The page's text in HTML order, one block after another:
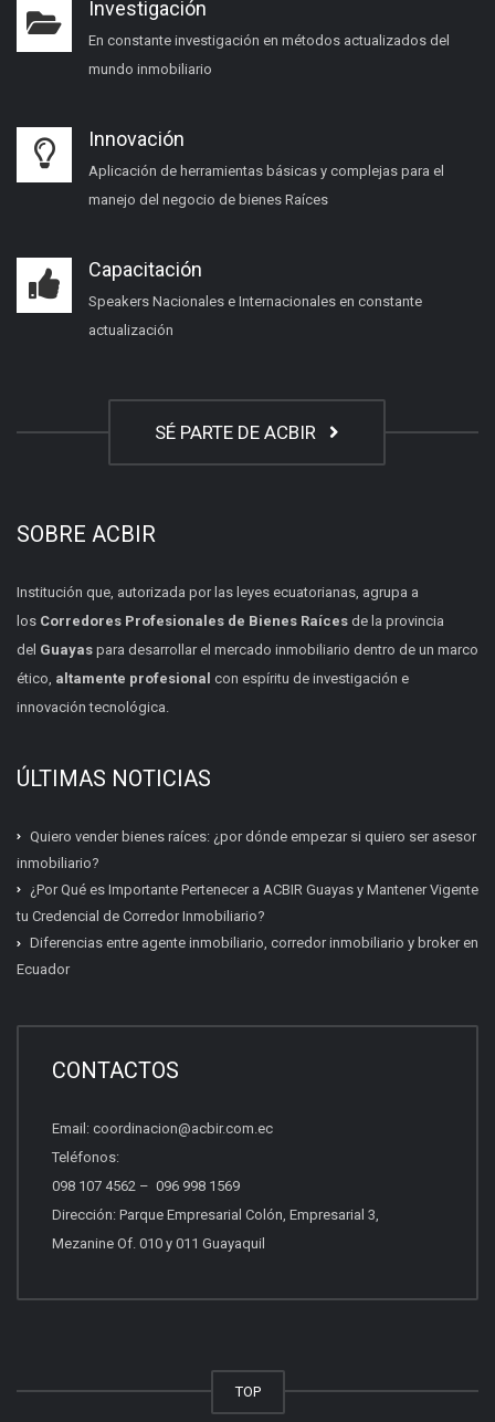
Beneficios del socio
Quiero vender propiedades
Escríbenos tu consulta.
Investigación
En constante investigación en métodos actualizados del
mundo inmobiliario
Innovación
Aplicación de herramientas básicas y complejas para el
manejo del negocio de bienes Raíces
Capacitación
Speakers Nacionales e Internacionales en constante
actualización
SÉ PARTE DE ACBIR
SOBRE ACBIR
Institución que, autorizada por las leyes ecuatorianas, agrupa a
los Corredores Profesionales de Bienes Raíces de la provincia
del Guayas para desarrollar el mercado inmobiliario dentro de un marco
ético, altamente profesional con espíritu de investigación e
innovación tecnológica.
ÚLTIMAS NOTICIAS
Quiero vender bienes raíces: ¿por dónde empezar si quiero ser asesor
inmobiliario?
¿Por Qué es Importante Pertenecer a ACBIR Guayas y Mantener Vigente
tu Credencial de Corredor Inmobiliario?
Diferencias entre agente inmobiliario, corredor inmobiliario y broker en
Ecuador
CONTACTOS
Email: coordinacion@acbir.com.ec
Teléfonos:
098 107 4562 – 096 998 1569
Dirección: Parque Empresarial Colón, Empresarial 3,
Mezanine Of. 010 y 011 Guayaquil
TOP